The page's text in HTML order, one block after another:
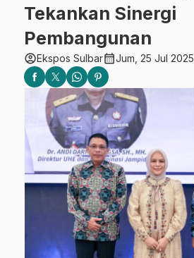
Tekankan Sinergi
Pembangunan
account_circleEkspos Sulbarcalendar_monthJum, 25 Jul 2025